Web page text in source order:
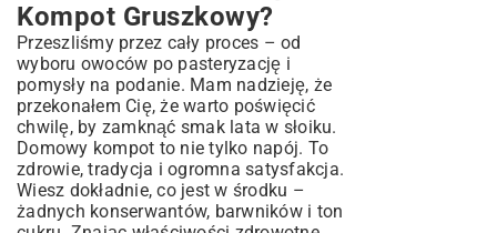
Kompot Gruszkowy?
Przeszliśmy przez cały proces – od
wyboru owoców po pasteryzację i
pomysły na podanie. Mam nadzieję, że
przekonałem Cię, że warto poświęcić
chwilę, by zamknąć smak lata w słoiku.
Domowy kompot to nie tylko napój. To
zdrowie, tradycja i ogromna satysfakcja.
Wiesz dokładnie, co jest w środku –
żadnych konserwantów, barwników i ton